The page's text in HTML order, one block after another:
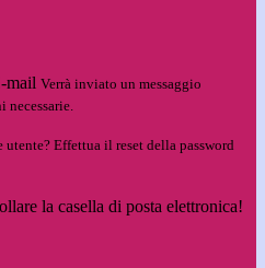
mail Verrà inviato un messaggio
Effettua il reset della password
la casella di posta elettronica!